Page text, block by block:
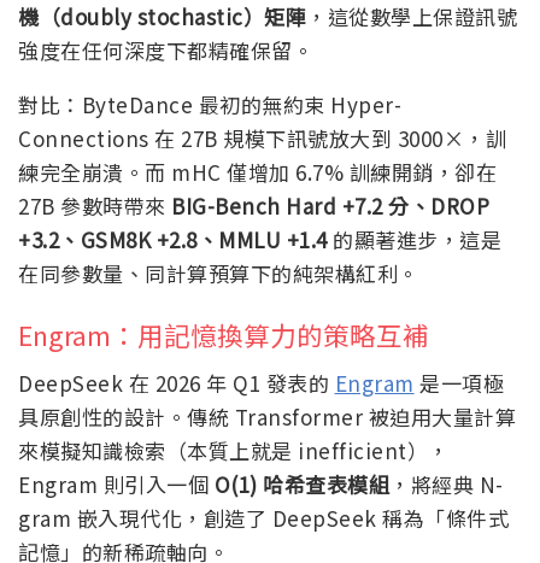
機（doubly stochastic）矩陣 ，這從數學上保證訊號
強度在任何深度下都精確保留。
對比：ByteDance 最初的無約束 Hyper-
Connections 在 27B 規模下訊號放大到 3000×，訓
練完全崩潰。而 mHC 僅增加 6.7% 訓練開銷，卻在
27B 參數時帶來 BIG-Bench Hard +7.2 分、DROP
+3.2、GSM8K +2.8、MMLU +1.4的顯著進步，這是
在同參數量、同計算預算下的純架構紅利。
Engram：用記憶換算力的策略互補
DeepSeek 在 2026 年 Q1 發表的 Engram 是一項極
具原創性的設計。傳統 Transformer 被迫用大量計算
來模擬知識檢索（本質上就是 inefficient），
Engram 則引入一個 O(1) 哈希查表模組 ，將經典 N-
gram 嵌入現代化，創造了 DeepSeek 稱為「條件式
記憶」的新稀疏軸向。